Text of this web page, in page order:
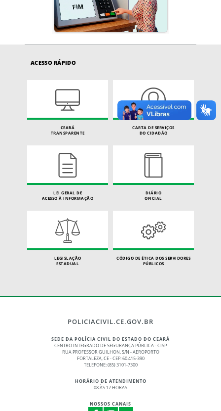
ACESSO RÁPIDO
CEARÁ
TRANSPARENTE
CARTA DE SERVIÇOS
DO CIDADÃO
LEI GERAL DE
ACESSO À INFORMAÇÃO
DIÁRIO
OFICIAL
LEGISLAÇÃO
ESTADUAL
CÓDIGO DE ÉTICA DOS SERVIDORES
PÚBLICOS
POLICIACIVIL.CE.GOV.BR
SEDE DA POLÍCIA CIVIL DO ESTADO DO CEARÁ
CENTRO INTEGRADO DE SEGURANÇA PÚBLICA - CISP
RUA PROFESSOR GUILHON, S/N - AEROPORTO
FORTALEZA, CE - CEP: 60.415-390
TELEFONE: (85) 3101-7300
HORÁRIO DE ATENDIMENTO
08 ÀS 17 HORAS
NOSSOS CANAIS